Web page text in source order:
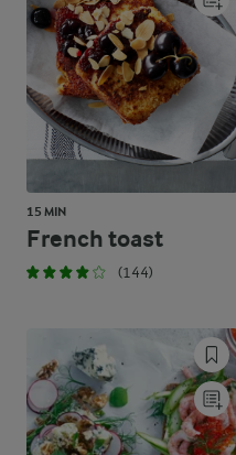
15 MIN
French toast
(144)